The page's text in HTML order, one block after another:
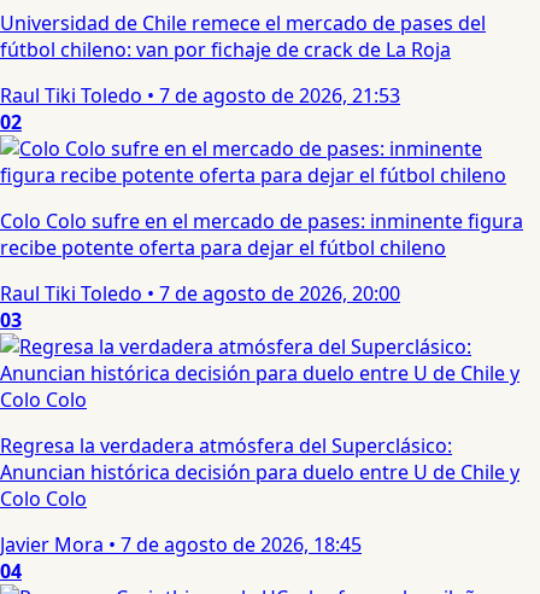
Universidad de Chile remece el mercado de pases del
fútbol chileno: van por fichaje de crack de La Roja
Raul Tiki Toledo • 7 de agosto de 2026, 21:53
02
Colo Colo sufre en el mercado de pases: inminente figura
recibe potente oferta para dejar el fútbol chileno
Raul Tiki Toledo • 7 de agosto de 2026, 20:00
03
Regresa la verdadera atmósfera del Superclásico:
Anuncian histórica decisión para duelo entre U de Chile y
Colo Colo
Javier Mora • 7 de agosto de 2026, 18:45
04